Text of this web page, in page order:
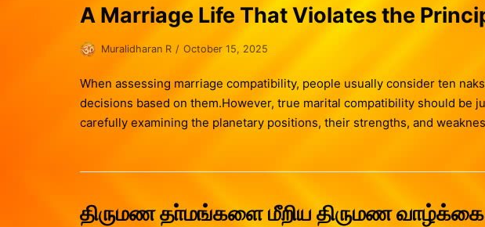
A Marriage Life That Violates the
Muralidharan R October 15, 2025
When assessing marriage compatibility, people usually consider ten
decisions based on them.However, true marital compatibility should be
carefully examining the planetary positions, their strengths, and
திருமண தா்மங்களை மீறிய திருமண வாழ்க்கை